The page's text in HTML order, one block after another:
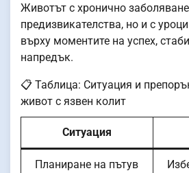
Животът с хронично
предизвикателства, но и с
върху моментите на успех,
напредък.
📋 Таблица: Ситуация и
живот с язвен колит
Ситуация
Планиране на пътув